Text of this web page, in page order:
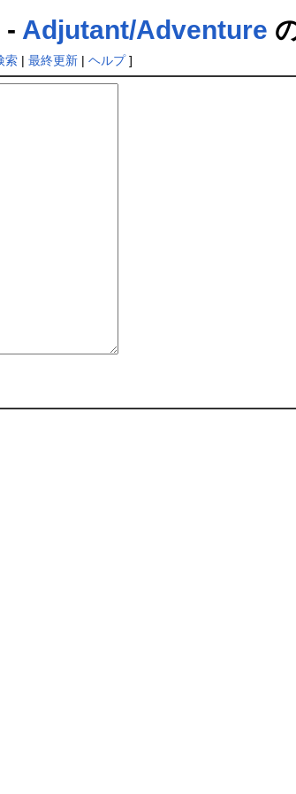
- Adjutant/Adventure
索| 最終更新| ヘルプ]